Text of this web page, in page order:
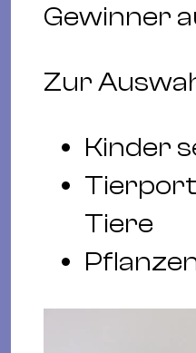
Gewinner
Zur
Kinder
Tiere